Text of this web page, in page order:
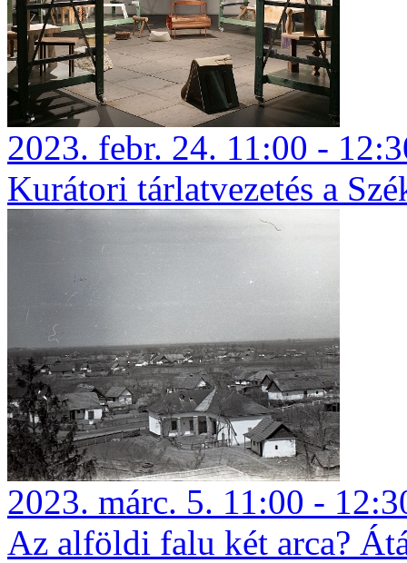
2023. febr. 24. 11:00 -
Kurátori tárlatvezetés a
2023. márc. 5. 11:00 -
Az alföldi falu két arca?